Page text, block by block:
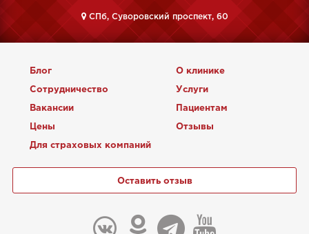
CПб, Суворовский проспект, 60
Блог О клинике
Сотрудничество Услуги
Вакансии Пациентам
Цены Отзывы
Для страховых компаний
Оставить отзыв